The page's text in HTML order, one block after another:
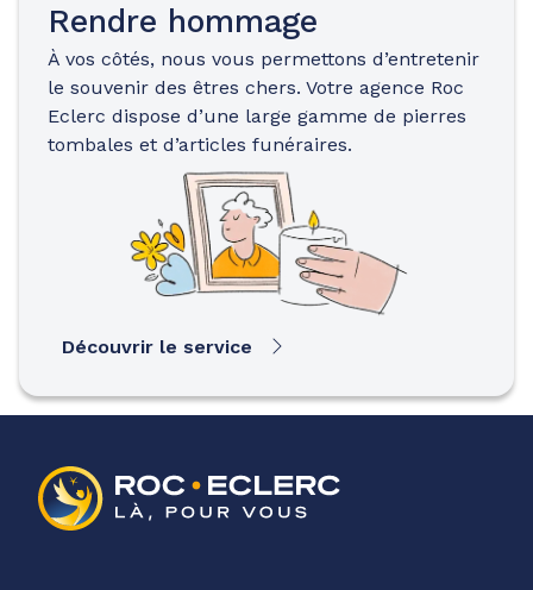
Rendre hommage
À vos côtés, nous vous permettons d’entretenir
le souvenir des êtres chers. Votre agence Roc
Eclerc dispose d’une large gamme de pierres
tombales et d’articles funéraires.
Découvrir le service